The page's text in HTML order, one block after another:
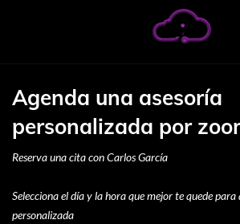
Agenda una asesoría
personalizada por
Reserva una cita con Carlos García
Selecciona el día y la hora que mejor te quede
personalizada